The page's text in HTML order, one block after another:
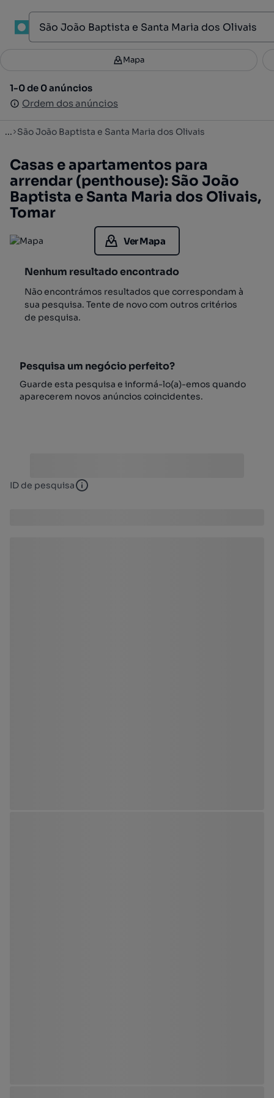
1
Filtros 3
1-0 de 0 anúncios
Ordem dos anúncios
Mapa
1-0 de 0 anúncios
Ordem dos anúncios
... São João Baptista e Santa Maria dos Olivais
Casas e apartamentos para
arrendar (penthouse): São João
Baptista e Santa Maria dos Olivais,
Tomar
Ver Mapa
Nenhum resultado encontrado
Não encontrámos resultados que correspondam à
sua pesquisa. Tente de novo com outros critérios
de pesquisa.
Pesquisa um negócio perfeito?
Guarde esta pesquisa e informá-lo(a)-emos quando
aparecerem novos anúncios coincidentes.
ID de pesquisa ID de pesquisa